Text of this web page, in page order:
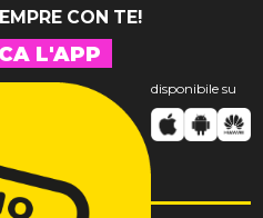
CON TE!
L'APP
disponibile su